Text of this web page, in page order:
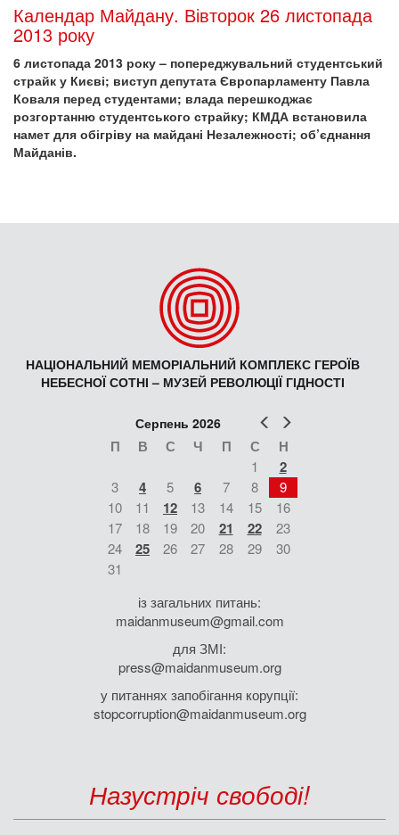
Календар Майдану. Вівторок 26 листопада
2013 року
6 листопада 2013 року – попереджувальний студентський
страйк у Києві; виступ депутата Європарламенту Павла
Коваля перед студентами; влада перешкоджає
розгортанню студентського страйку; КМДА встановила
намет для обігріву на майдані Незалежності; об’єднання
Майданів.
НАЦІОНАЛЬНИЙ МЕМОРІАЛЬНИЙ КОМПЛЕКС ГЕРОЇВ
НЕБЕСНОЇ СОТНІ – МУЗЕЙ РЕВОЛЮЦІЇ ГІДНОСТІ
Попер
Серпень 2026
П В С Ч П С Н
1 2
3 4 5 6 7 8
9
10
11 12 13 14 15
16
17
18 19 20 21 22
23
24
25 26 27 28 29
30
31
із загальних питань:
maidanmuseum@gmail.com
для ЗМІ:
press@maidanmuseum.org
у питаннях запобігання корупції:
stopcorruption@maidanmuseum.org
Назустріч свободі!